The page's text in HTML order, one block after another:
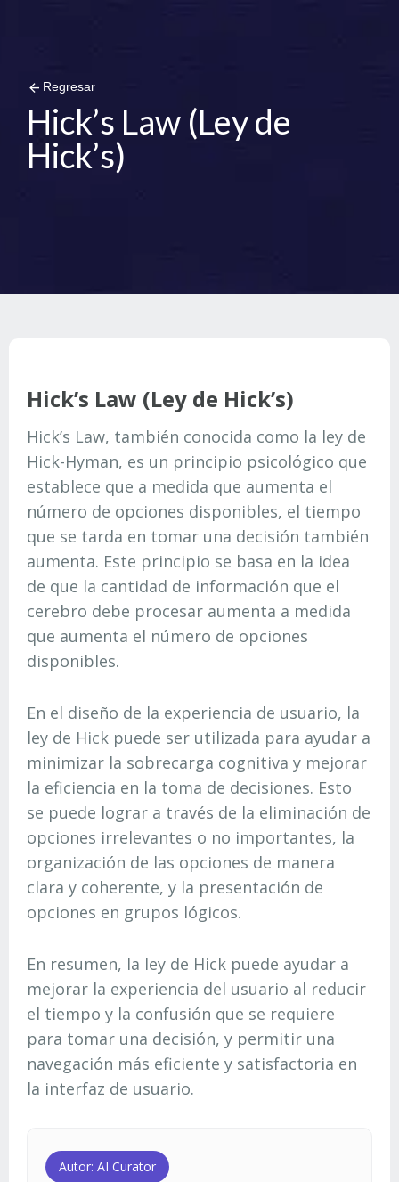
arrow_back Regresar
Hick’s Law (Ley de
Hick’s)
Hick’s Law (Ley de Hick’s)
Hick’s Law, también conocida como la ley de
Hick-Hyman, es un principio psicológico que
establece que a medida que aumenta el
número de opciones disponibles, el tiempo
que se tarda en tomar una decisión también
aumenta. Este principio se basa en la idea
de que la cantidad de información que el
cerebro debe procesar aumenta a medida
que aumenta el número de opciones
disponibles.
En el diseño de la experiencia de usuario, la
ley de Hick puede ser utilizada para ayudar a
minimizar la sobrecarga cognitiva y mejorar
la eficiencia en la toma de decisiones. Esto
se puede lograr a través de la eliminación de
opciones irrelevantes o no importantes, la
organización de las opciones de manera
clara y coherente, y la presentación de
opciones en grupos lógicos.
En resumen, la ley de Hick puede ayudar a
mejorar la experiencia del usuario al reducir
el tiempo y la confusión que se requiere
para tomar una decisión, y permitir una
navegación más eficiente y satisfactoria en
la interfaz de usuario.
Autor: AI Curator